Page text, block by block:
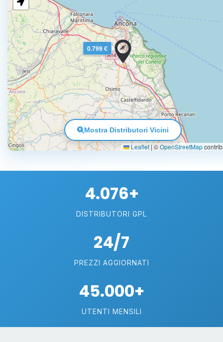
0.799 €
Leaflet|©OpenStreetMap
Mostra Distributori Vicini
4.076+
DISTRIBUTORI GPL
24/7
PREZZI AGGIORNATI
45.000+
UTENTI MENSILI